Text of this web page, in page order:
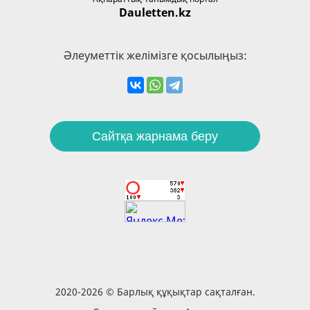
Dauletten.kz
Әлеуметтік желімізге қосылыңыз:
Сайтқа жарнама беру
2020-2026 © Барлық құқықтар сақталған.